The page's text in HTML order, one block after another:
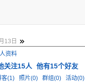
13日
资料
关注15人 他有15个好友
客(1) 照片(0) 群组(0) 活动(0)